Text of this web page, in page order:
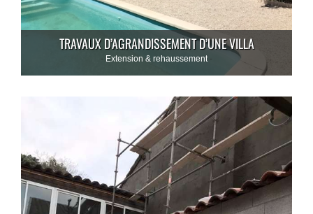
TRAVAUX D’AGRANDISSEMENT D’UNE VILLA
Extension & rehaussement